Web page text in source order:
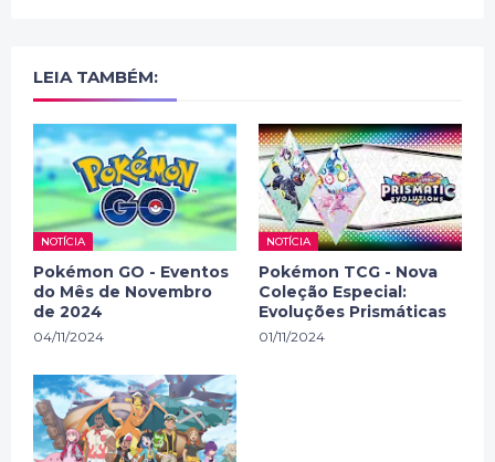
LEIA TAMBÉM:
NOTÍCIA
Pokémon GO - Eventos
do Mês de Novembro
de 2024
04/11/2024
NOTÍCIA
Pokémon TCG - Nova
Coleção Especial:
Evoluções Prismáticas
01/11/2024